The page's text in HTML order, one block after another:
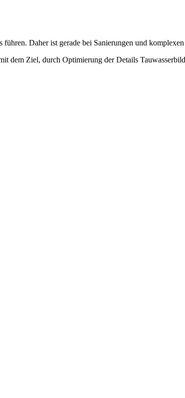
Daher ist gerade bei Sanierungen und
dem Ziel, durch Optimierung der Details